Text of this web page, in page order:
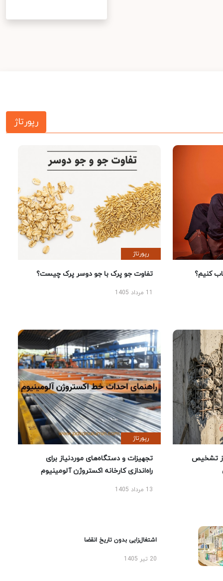
رپورتاژ
کنیم؟
رپورتاژ
تفاوت جو پرک با جو دوسر پرک چیست؟
تشخیص
رپورتاژ
تجهیزات و دستگاه‌های موردنیاز برای
راه‌اندازی کارخانه اکستروژن آلومینیوم
13 مرداد 1405
اشتغال‌زایی بدون تاریخ انقضا
20 تیر 1405